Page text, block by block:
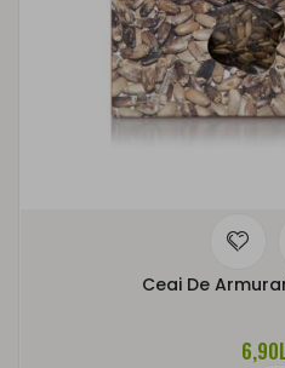
Ceai De